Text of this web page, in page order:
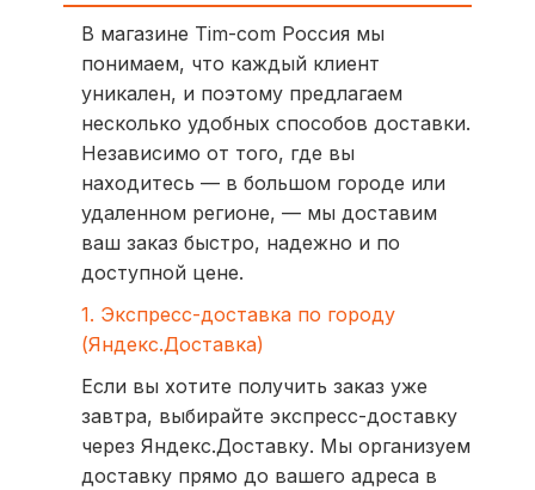
В магазине Tim-com Россия мы
понимаем, что каждый клиент
уникален, и поэтому предлагаем
несколько удобных способов доставки.
Независимо от того, где вы
находитесь — в большом городе или
удаленном регионе, — мы доставим
ваш заказ быстро, надежно и по
доступной цене.
1. Экспресс-доставка по городу
(Яндекс.Доставка)
Если вы хотите получить заказ уже
завтра, выбирайте экспресс-доставку
через Яндекс.Доставку. Мы организуем
доставку прямо до вашего адреса в